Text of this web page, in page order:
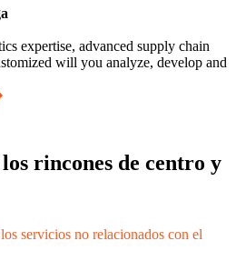
expertise, advanced supply chain
will you analyze, develop and
rincones de centro y
servicios no relacionados con el